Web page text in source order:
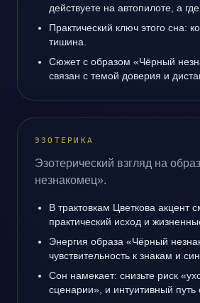
действуете на автопилоте, а
Практический ключ этого сна:
тишина.
Сюжет с образом «Чёрный
связан с темой доверия и
ЭЗОТЕРИКА
Эзотерический взгляд на
незнакомец».
В трактовкам Цветкова акцент
практический исход и
Энергия образа «Чёрный
чувствительность к знакам и
Сон намекает: снизьте риск
сценарии», и интуитивный путь